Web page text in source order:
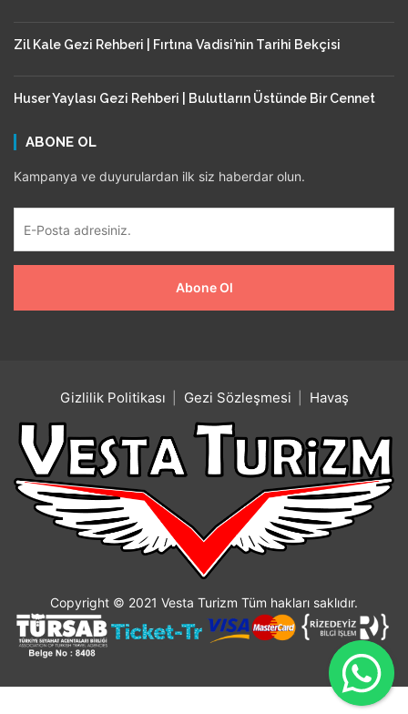
Zil Kale Gezi Rehberi | Fırtına Vadisi’nin Tarihi Bekçisi
Huser Yaylası Gezi Rehberi | Bulutların Üstünde Bir Cennet
ABONE OL
Kampanya ve duyurulardan ilk siz haberdar olun.
Gizlilik Politikası Gezi Sözleşmesi Havaş
Copyright © 2021 Vesta Turizm Tüm hakları saklıdır.